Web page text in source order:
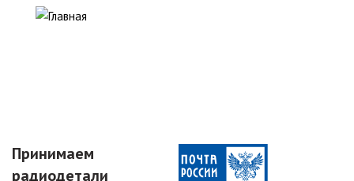
Принимаем
радиодетали